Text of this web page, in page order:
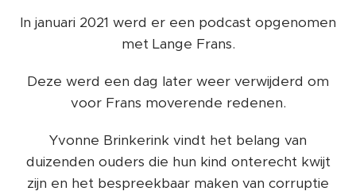
In januari 2021 werd er een podcast opgenomen
met Lange Frans.
Deze werd een dag later weer verwijderd om
voor Frans moverende redenen.
Yvonne Brinkerink vindt het belang van
duizenden ouders die hun kind onterecht kwijt
zijn en het bespreekbaar maken van corruptie